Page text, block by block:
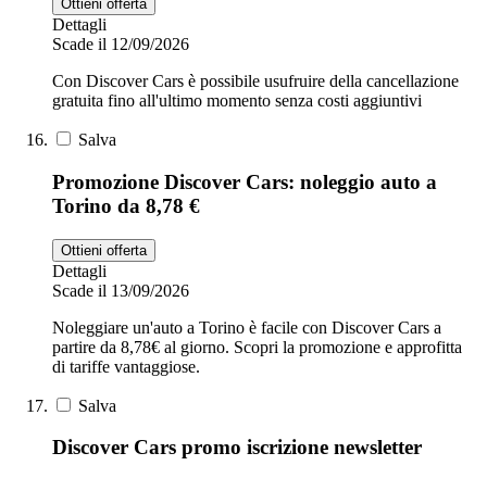
Ottieni offerta
Dettagli
Scade il 12/09/2026
Con Discover Cars è possibile usufruire della cancellazione
gratuita fino all'ultimo momento senza costi aggiuntivi
Salva
Promozione Discover Cars: noleggio auto a
Torino da 8,78 €
Ottieni offerta
Dettagli
Scade il 13/09/2026
Noleggiare un'auto a Torino è facile con Discover Cars a
partire da 8,78€ al giorno. Scopri la promozione e approfitta
di tariffe vantaggiose.
Salva
Discover Cars promo iscrizione newsletter